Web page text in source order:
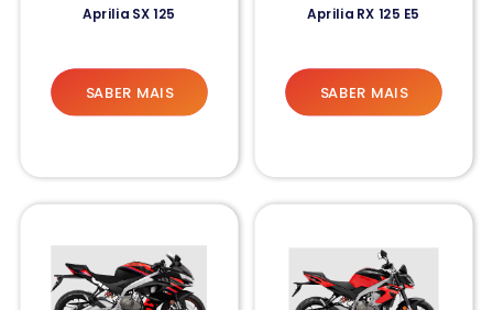
Aprilia SX 125
SABER MAIS
Aprilia RX 125 E5
SABER MAIS